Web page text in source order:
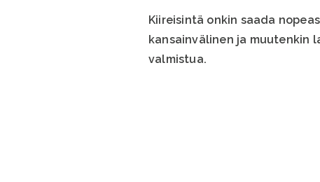
Kiireisintä onkin saada
kansainvälinen ja muutenkin
valmistua.